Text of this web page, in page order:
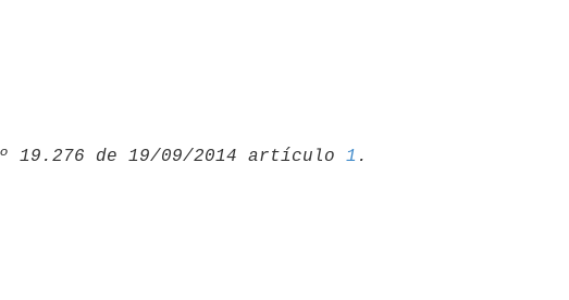
19.276 de 19/09/2014 artículo 1